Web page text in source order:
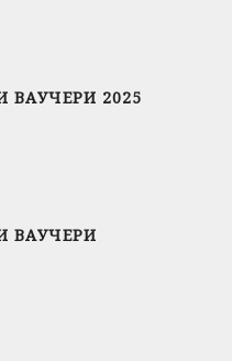
ВАУЧЕРИ 2025
ВАУЧЕРИ